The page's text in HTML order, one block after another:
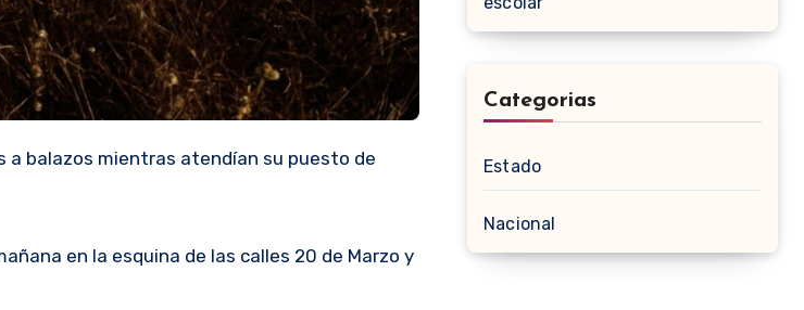
a balazos mientras atendían su puesto de
en la esquina de las calles 20 de Marzo y
Categorias
Estado
Nacional